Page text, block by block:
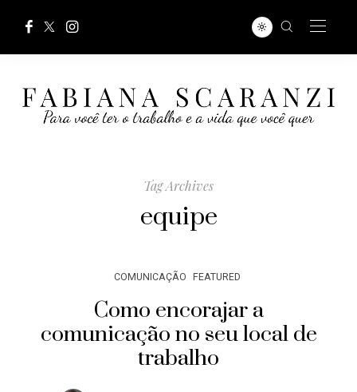
Tag Archives
equipe
COMUNICAÇÃO FEATURED
Como encorajar a
comunicação no seu local de
trabalho